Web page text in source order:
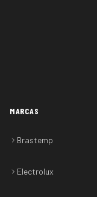
MARCAS
Brastemp
Electrolux